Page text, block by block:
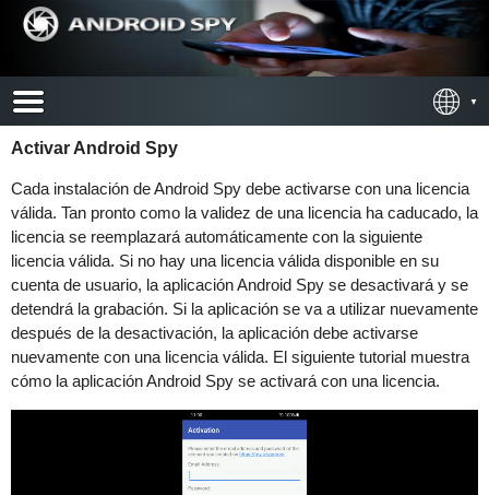
Activar Android Spy
Cada instalación de Android Spy debe activarse con una licencia
válida. Tan pronto como la validez de una licencia ha caducado, la
licencia se reemplazará automáticamente con la siguiente
licencia válida. Si no hay una licencia válida disponible en su
cuenta de usuario, la aplicación Android Spy se desactivará y se
detendrá la grabación. Si la aplicación se va a utilizar nuevamente
después de la desactivación, la aplicación debe activarse
nuevamente con una licencia válida. El siguiente tutorial muestra
cómo la aplicación Android Spy se activará con una licencia.